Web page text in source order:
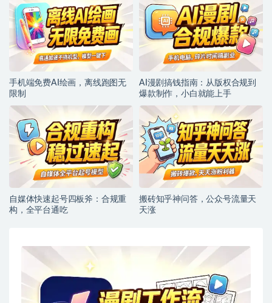
手机端免费AI绘画，离线跑图无
限制
AI漫剧搞钱指南：从版权合规到
爆款制作，小白就能上手
自媒体快速起号四板斧：合规重
构，全平台通吃
搬砖知乎神问答，公众号流量天
天涨